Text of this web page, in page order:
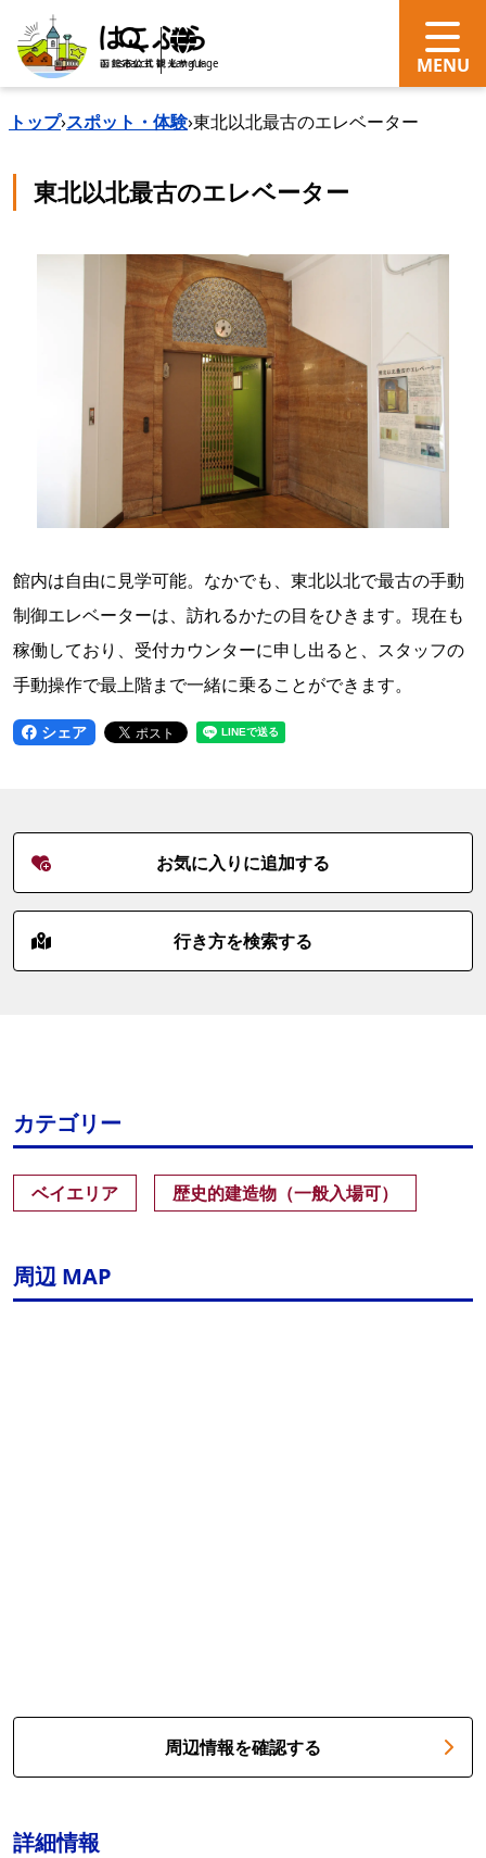
search Language
トップ›スポット・体験›東北以北最古のエレベーター
東北以北最古のエレベーター
館内は自由に見学可能。なかでも、東北以北で最古の手動
制御エレベーターは、訪れるかたの目をひきます。現在も
稼働しており、受付カウンターに申し出ると、スタッフの
手動操作で最上階まで一緒に乗ることができます。
シェア
お気に入りに追加する
行き方を検索する
カテゴリー
ベイエリア 歴史的建造物（一般入場可）
周辺 MAP
周辺情報を確認する
詳細情報